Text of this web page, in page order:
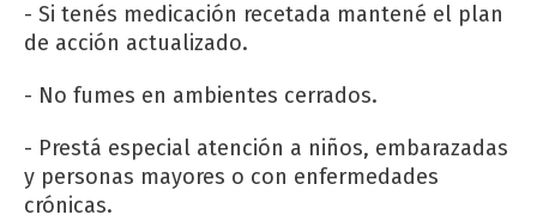
- Si tenés medicación recetada mantené el plan
de acción actualizado.
- No fumes en ambientes cerrados.
- Prestá especial atención a niños, embarazadas
y personas mayores o con enfermedades
crónicas.